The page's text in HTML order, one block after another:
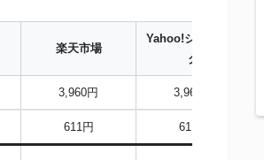
楽天市場
Yahoo!ショッピン
グ
3,960円 3,960円
611円 611円